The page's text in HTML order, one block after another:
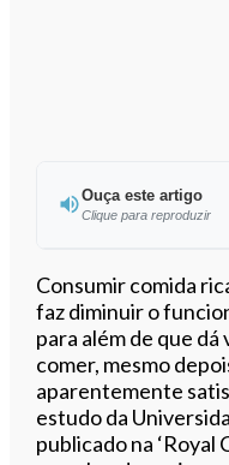
Ouça este artigo
Clique para reproduzir
Consumir comida
faz diminuir o
para além de que
comer, mesmo
aparentemente
estudo da
publicado na ‘Royal